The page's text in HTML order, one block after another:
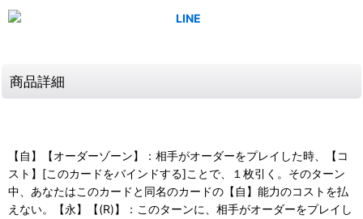
商品詳細
【自】【オーダーゾーン】：相手がオーダーをプレイした時、【コ
スト】[このカードをバインドする]ことで、１枚引く。そのターン
中、あなたはこのカードと同名のカードの【自】能力のコストを払
えない。【永】【(R)】：このターンに、相手がオーダーをプレイし